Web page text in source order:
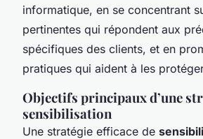
informatique, en se concentrant
pertinentes qui répondent aux
spécifiques des clients, et en
pratiques qui aident à les
Objectifs principaux d’une
sensibilisation
Une stratégie efficace de